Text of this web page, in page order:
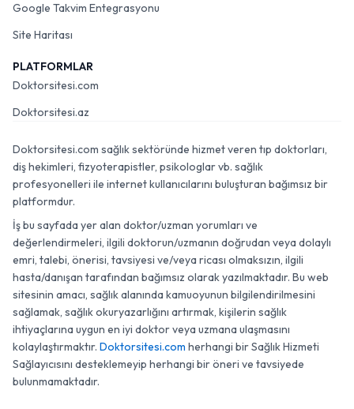
Google Takvim Entegrasyonu
Site Haritası
PLATFORMLAR
Doktorsitesi.com
Doktorsitesi.az
Doktorsitesi.com sağlık sektöründe hizmet veren tıp doktorları,
diş hekimleri, fizyoterapistler, psikologlar vb. sağlık
profesyonelleri ile internet kullanıcılarını buluşturan bağımsız bir
platformdur.
İş bu sayfada yer alan doktor/uzman yorumları ve
değerlendirmeleri, ilgili doktorun/uzmanın doğrudan veya dolaylı
emri, talebi, önerisi, tavsiyesi ve/veya ricası olmaksızın, ilgili
hasta/danışan tarafından bağımsız olarak yazılmaktadır. Bu web
sitesinin amacı, sağlık alanında kamuoyunun bilgilendirilmesini
sağlamak, sağlık okuryazarlığını artırmak, kişilerin sağlık
ihtiyaçlarına uygun en iyi doktor veya uzmana ulaşmasını
kolaylaştırmaktır. Doktorsitesi.com herhangi bir Sağlık Hizmeti
Sağlayıcısını desteklemeyip herhangi bir öneri ve tavsiyede
bulunmamaktadır.